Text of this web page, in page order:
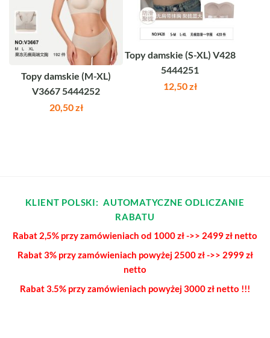
Topy damskie (M-XL)
V3667 5444252
20,50zł
Topy damskie (S-XL) V428
5444251
12,50zł
KLIENT POLSKI: AUTOMATYCZNE ODLICZANIE
RABATU
Rabat 2,5% przy zamówieniach od 1000 zł ->> 2499 zł netto
Rabat 3% przy zamówieniach powyżej 2500 zł ->> 2999 zł
netto
Rabat 3.5% przy zamówieniach powyżej 3000 zł netto !!!